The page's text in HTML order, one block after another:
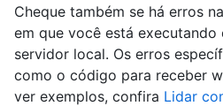
Cheque também se há erros
em que você está
servidor local. Os erros
como o código para receber
ver exemplos, confira Lidar